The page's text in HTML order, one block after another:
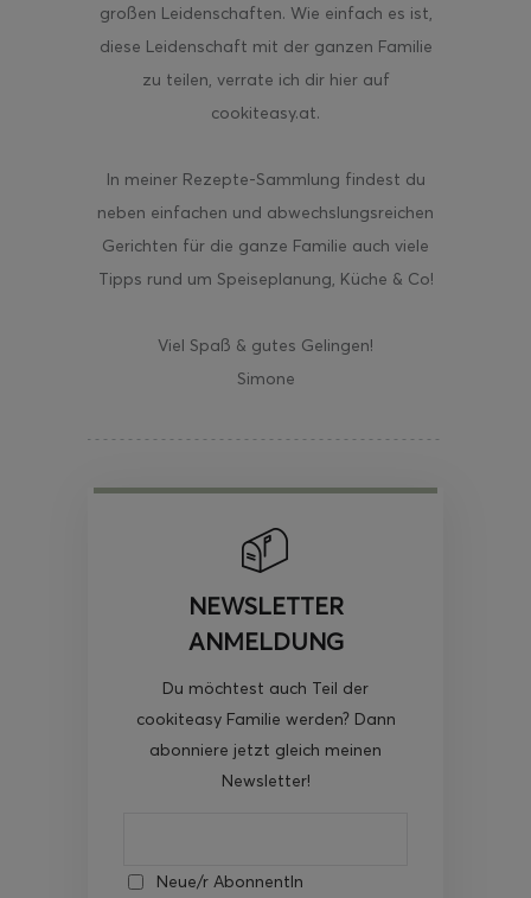
großen Leidenschaften. Wie einfach es ist,
diese Leidenschaft mit der ganzen Familie
zu teilen, verrate ich dir hier auf
cookiteasy.at.
In meiner Rezepte-Sammlung findest du
neben einfachen und abwechslungsreichen
Gerichten für die ganze Familie auch viele
Tipps rund um Speiseplanung, Küche & Co!
Viel Spaß & gutes Gelingen!
Simone
NEWSLETTER
ANMELDUNG
Du möchtest auch Teil der
cookiteasy Familie werden? Dann
abonniere jetzt gleich meinen
Newsletter!
Neue/r AbonnentIn